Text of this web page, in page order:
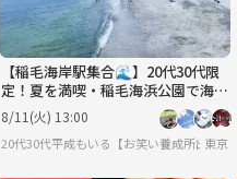
【稲毛海岸駅集合🌊】20代30代限
定！夏を満喫・稲毛海浜公園で海水
浴ピクニック✨
8/11(火) 13:00
20代30代平成もいる【お笑い養成所出身
東京